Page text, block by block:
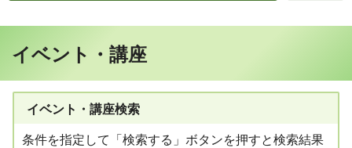
イベント・講座
イベント・講座検索
条件を指定して「検索する」ボタンを押すと検索結果